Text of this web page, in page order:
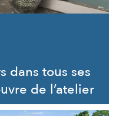
dans tous ses
de l’atelier